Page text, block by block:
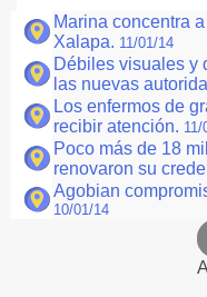
Marina concentra
Xalapa. 11/01/14
Débiles visuales y
las nuevas
Los enfermos de
recibir atención. 11/
Poco más de 18
renovaron su
Agobian
10/01/14